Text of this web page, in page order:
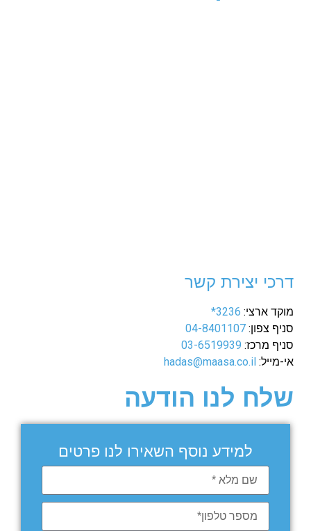
דרכי יצירת קשר
מוקד ארצי: 3236*
סניף צפון: 04-8401107
סניף מרכז: 03-6519939
אי-מייל: hadas@maasa.co.il
שלח לנו הודעה
למידע נוסף השאירו לנו פרטים